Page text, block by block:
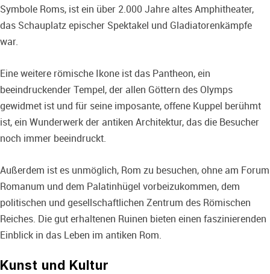
Symbole Roms, ist ein über 2.000 Jahre altes Amphitheater,
das Schauplatz epischer Spektakel und Gladiatorenkämpfe
war.
Eine weitere römische Ikone ist das Pantheon, ein
beeindruckender Tempel, der allen Göttern des Olymps
gewidmet ist und für seine imposante, offene Kuppel berühmt
ist, ein Wunderwerk der antiken Architektur, das die Besucher
noch immer beeindruckt.
Außerdem ist es unmöglich, Rom zu besuchen, ohne am Forum
Romanum und dem Palatinhügel vorbeizukommen, dem
politischen und gesellschaftlichen Zentrum des Römischen
Reiches. Die gut erhaltenen Ruinen bieten einen faszinierenden
Einblick in das Leben im antiken Rom.
Kunst und Kultur